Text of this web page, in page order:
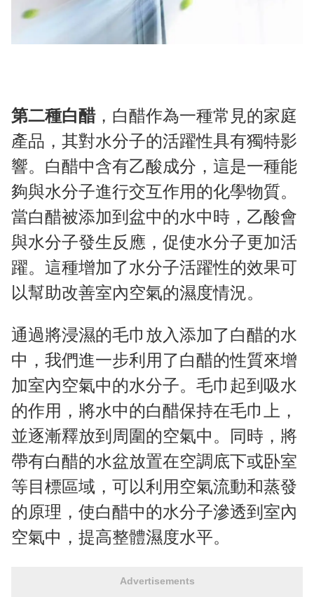
第二種白醋，白醋作為一種常見的家庭
產品，其對水分子的活躍性具有獨特影
響。白醋中含有乙酸成分，這是一種能
夠與水分子進行交互作用的化學物質。
當白醋被添加到盆中的水中時，乙酸會
與水分子發生反應，促使水分子更加活
躍。這種增加了水分子活躍性的效果可
以幫助改善室內空氣的濕度情況。
通過將浸濕的毛巾放入添加了白醋的水
中，我們進一步利用了白醋的性質來增
加室內空氣中的水分子。毛巾起到吸水
的作用，將水中的白醋保持在毛巾上，
並逐漸釋放到周圍的空氣中。同時，將
帶有白醋的水盆放置在空調底下或卧室
等目標區域，可以利用空氣流動和蒸發
的原理，使白醋中的水分子滲透到室內
空氣中，提高整體濕度水平。
Advertisements